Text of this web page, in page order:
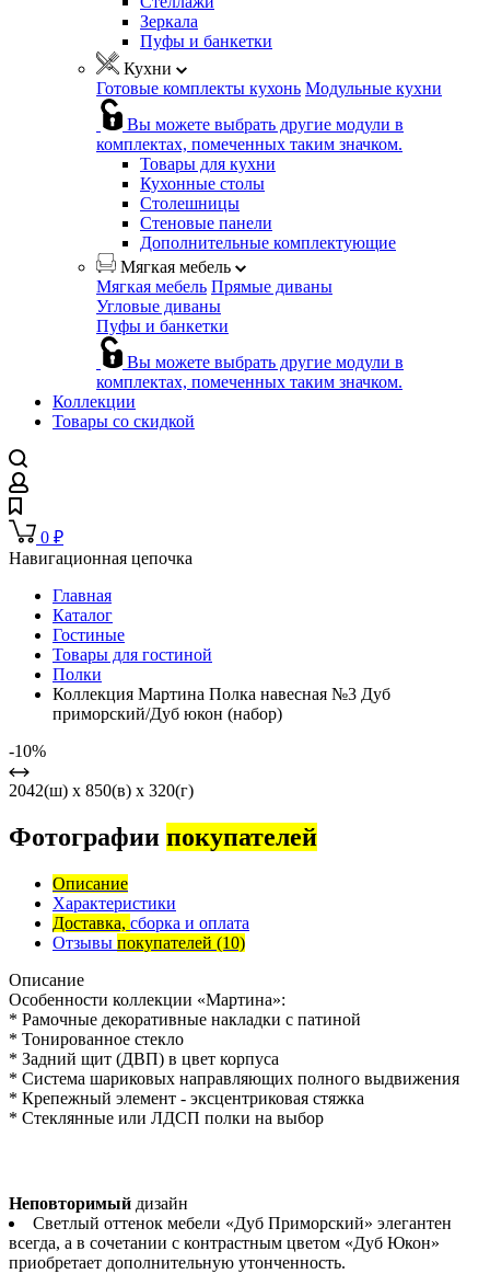
Зеркала
Пуфы и банкетки
Кухни
Готовые комплекты кухонь Модульные кухни
Вы можете выбрать другие модули в
комплектах, помеченных таким значком.
Товары для кухни
Кухонные столы
Столешницы
Стеновые панели
Дополнительные комплектующие
Мягкая мебель
Мягкая мебель Прямые диваны
Угловые диваны
Пуфы и банкетки
Вы можете выбрать другие модули в
комплектах, помеченных таким значком.
Коллекции
Товары со скидкой
0 ₽
Навигационная цепочка
Главная
Каталог
Гостиные
Товары для гостиной
Полки
Коллекция Мартина Полка навесная №3 Дуб
приморский/Дуб юкон (набор)
-10%
2042(ш) x 850(в) x 320(г)
Фотографии покупателей
Описание
Характеристики
Доставка, сборка и оплата
Отзывы покупателей (10)
Описание
Особенности коллекции «Мартина»:
* Рамочные декоративные накладки с патиной
* Тонированное стекло
* Задний щит (ДВП) в цвет корпуса
* Система шариковых направляющих полного выдвижения
* Крепежный элемент - эксцентриковая стяжка
* Стеклянные или ЛДСП полки на выбор
Неповторимый дизайн
Светлый оттенок мебели «Дуб Приморский» элегантен
всегда, а в сочетании с контрастным цветом «Дуб Юкон»
приобретает дополнительную утонченность.